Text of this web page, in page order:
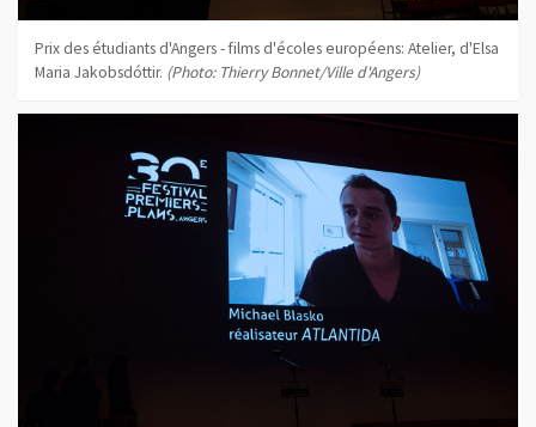
Prix des étudiants d'Angers - films d'écoles européens: Atelier, d'Elsa
Maria Jakobsdóttir. (Photo: Thierry Bonnet/Ville d'Angers)